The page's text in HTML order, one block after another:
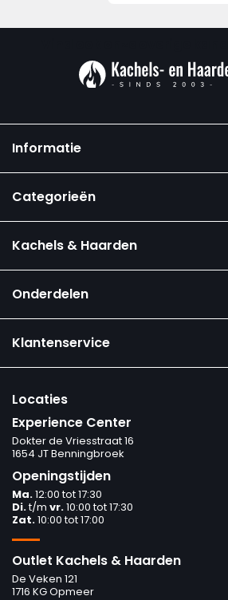
Informatie
Categorieën
Kachels & Haarden
Onderdelen
Klantenservice
Locaties
Experience Center
Dokter de Vriesstraat 16
1654 JT Benningbroek
Openingstijden
Ma.12:00 tot 17:30
Di.t/m vr.10:00 tot 17:30
Zat.10:00 tot 17:00
Outlet Kachels & Haarden
De Veken 121
1716 KG Opmeer